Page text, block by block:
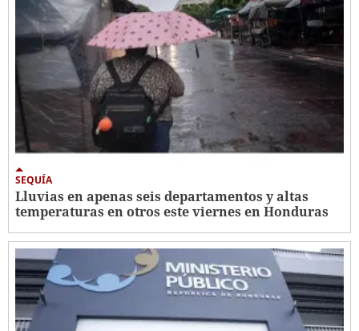
SEQUÍA
Lluvias en apenas seis departamentos y altas
temperaturas en otros este viernes en Honduras